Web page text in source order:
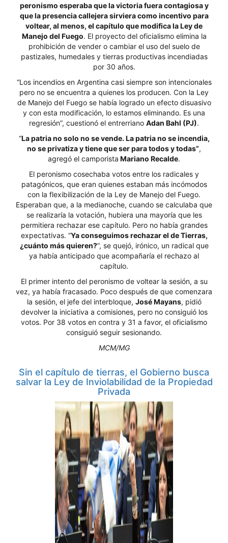
peronismo esperaba que la victoria fuera contagiosa y
que la presencia callejera sirviera como incentivo para
voltear, al menos, el capítulo que modifica la Ley de
Manejo del Fuego. El proyecto del oficialismo elimina la
prohibición de vender o cambiar el uso del suelo de
pastizales, humedales y tierras productivas incendiadas
por 30 años.
“Los incendios en Argentina casi siempre son intencionales
pero no se encuentra a quienes los producen. Con la Ley
de Manejo del Fuego se había logrado un efecto disuasivo
y con esta modificación, lo estamos eliminando. Es una
regresión”, cuestionó el entrerriano Adan Bahl (PJ).
“La patria no solo no se vende. La patria no se incendia,
no se privatiza y tiene que ser para todos y todas”,
agregó el camporista Mariano Recalde.
El peronismo cosechaba votos entre los radicales y
patagónicos, que eran quienes estaban más incómodos
con la flexibilización de la Ley de Manejo del Fuego.
Esperaban que, a la medianoche, cuando se calculaba que
se realizaría la votación, hubiera una mayoría que les
permitiera rechazar ese capítulo. Pero no había grandes
expectativas. “Ya conseguimos rechazar el de Tierras,
¿cuánto más quieren?”, se quejó, irónico, un radical que
ya había anticipado que acompañaría el rechazo al
capítulo.
El primer intento del peronismo de voltear la sesión, a su
vez, ya había fracasado. Poco después de que comenzara
la sesión, el jefe del interbloque, José Mayans, pidió
devolver la iniciativa a comisiones, pero no consiguió los
votos. Por 38 votos en contra y 31 a favor, el oficialismo
consiguió seguir sesionando.
MCM/MG
Sin el capítulo de tierras, el Gobierno busca
salvar la Ley de Inviolabilidad de la Propiedad
Privada